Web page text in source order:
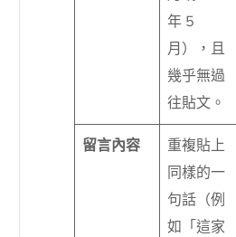
年 5
月），且
幾乎無過
往貼文。
留言內容
重複貼上
同樣的一
句話（例
如「這家